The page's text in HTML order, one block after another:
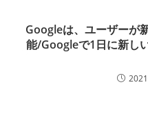
Googleは、ユーザーが
能/Googleで1日に新し